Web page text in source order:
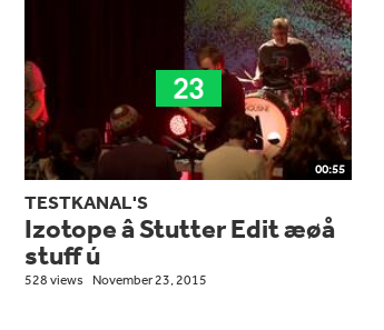
00:55
TESTKANAL'S
Izotope â Stutter Edit æøå
stuff ú
528 views November 23, 2015